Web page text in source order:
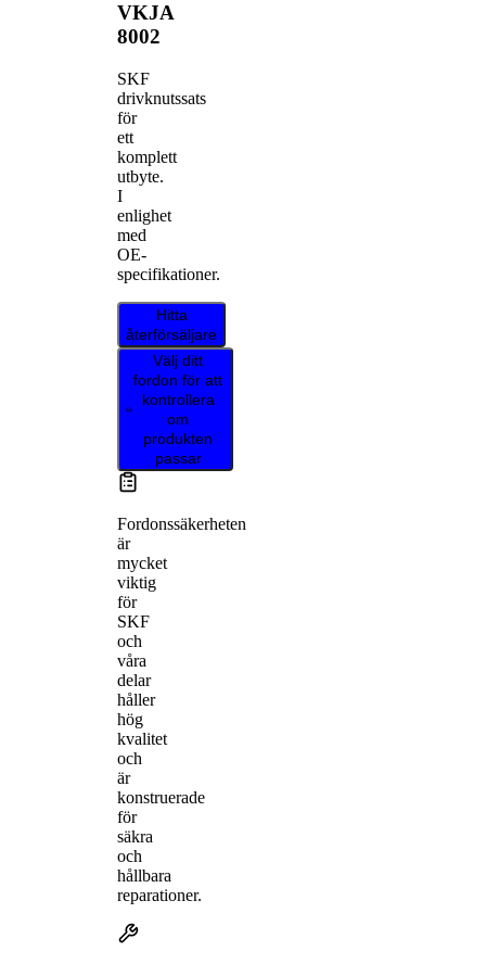
VKJA
8002
SKF
drivknutssats
för
ett
komplett
utbyte.
I
enlighet
med
OE-
specifikationer.
Hitta
återförsäljare
Välj ditt
fordon för att
kontrollera
om
produkten
passar
Fordonssäkerheten
är
mycket
viktig
för
SKF
och
våra
delar
håller
hög
kvalitet
och
är
konstruerade
för
säkra
och
hållbara
reparationer.